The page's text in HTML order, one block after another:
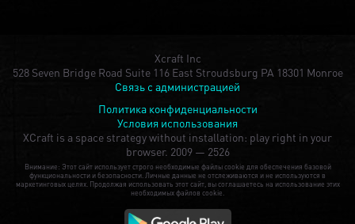
Xcraft Inc
528 Seven Bridge Road Suite 116 East Stroudsburg PA 18301 Monroe
Связь с администрацией
Политика конфиденциальности
Условия использования
XCraft is a space strategy without installation: play right in your
browser. 2009 — 2526
Внимание: Этот сайт использует строго необходимые файлы cookie для обеспечения базовой
функциональности и безопасности. Личные данные не отслеживаются и не используются в
маркетинговых целях. Продолжая использовать этот сайт, вы соглашаетесь на использование этих
необходимых файлов cookie.